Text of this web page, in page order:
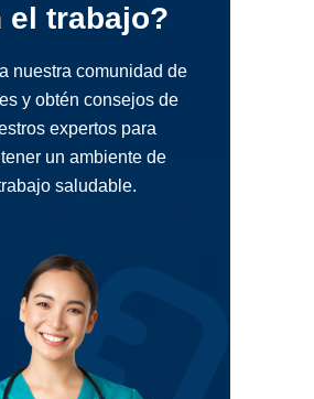
el trabajo?
nuestra comunidad de
y obtén consejos de
expertos para
un ambiente de
saludable.